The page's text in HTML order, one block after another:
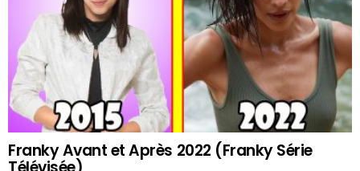
Franky Avant et Après 2022 (Franky Série